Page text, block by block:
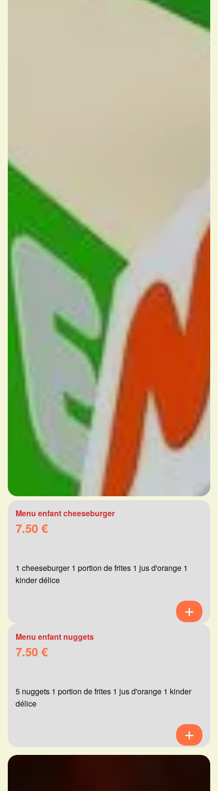
Menu enfant cheeseburger
7.50 €
1 cheeseburger 1 portion de frites 1 jus d'orange 1
kinder délice
Menu enfant nuggets
7.50 €
5 nuggets 1 portion de frites 1 jus d'orange 1 kinder
délice